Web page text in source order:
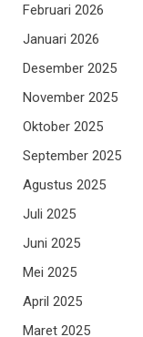
Februari 2026
Januari 2026
Desember 2025
November 2025
Oktober 2025
September 2025
Agustus 2025
Juli 2025
Juni 2025
Mei 2025
April 2025
Maret 2025